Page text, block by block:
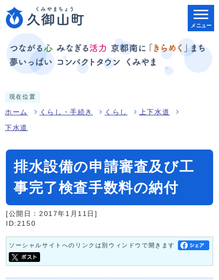
メニュー
現在位置
ホーム くらし・手続き くらし 上下水道
下水道
排水設備の申請審査及び工
事完了検査手数料の納付
[公開日：2017年1月11日]
ID:2150
ソーシャルサイトへのリンクは別ウィンドウで開きます